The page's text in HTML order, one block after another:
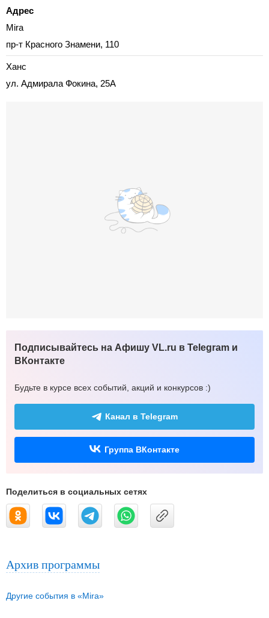
Адрес
Mira
пр-т Красного Знамени, 110
Ханс
ул. Адмирала Фокина, 25А
Подписывайтесь на Афишу VL.ru в Telegram и
ВКонтакте
Будьте в курсе всех событий, акций и конкурсов :)
Канал в Telegram
Группа ВКонтакте
Поделиться в социальных сетях
Архив программы
Другие события в «Mira»